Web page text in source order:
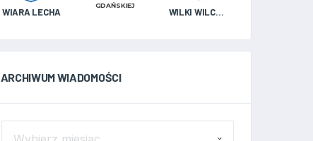
WIARA LECHA WILKI WILCZYN
GDAŃSKIEJ
ARCHIWUM WIADOMOŚCI